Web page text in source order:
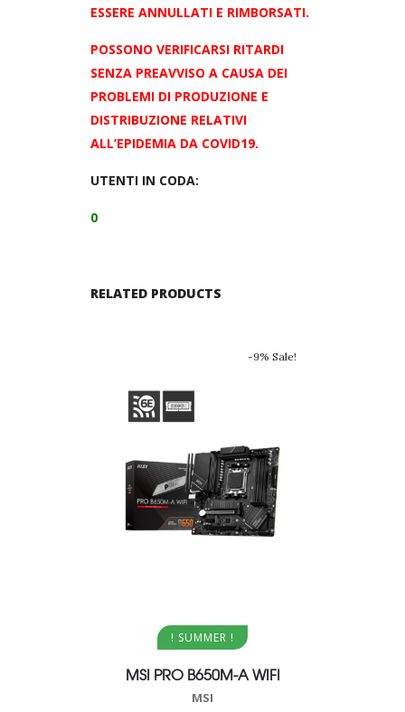
ESSERE ANNULLATI E RIMBORSATI.
POSSONO VERIFICARSI RITARDI
SENZA PREAVVISO A CAUSA DEI
PROBLEMI DI PRODUZIONE E
DISTRIBUZIONE RELATIVI
ALL’EPIDEMIA DA COVID19.
UTENTI IN CODA:
0
RELATED PRODUCTS
-9% Sale!
Aggiungi al carrello
! SUMMER !
MSI PRO B650M-A WIFI
MSI